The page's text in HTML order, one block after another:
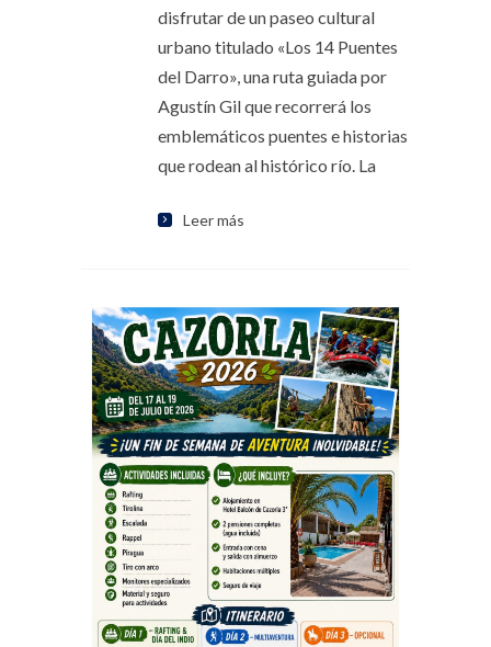
disfrutar de un paseo cultural
urbano titulado «Los 14 Puentes
del Darro», una ruta guiada por
Agustín Gil que recorrerá los
emblemáticos puentes e historias
que rodean al histórico río. La
Leer más